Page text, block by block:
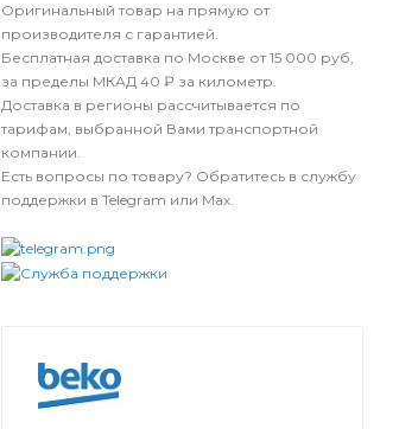
Оригинальный товар на прямую от
производителя с гарантией.
Бесплатная доставка по Москве от 15 000 руб,
за пределы МКАД 40 ₽ за километр.
Доставка в регионы рассчитывается по
тарифам, выбранной Вами транспортной
компании.
Есть вопросы по товару? Обратитесь в службу
поддержки в Telegram или Max.